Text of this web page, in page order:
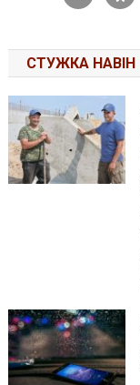
СТУЖКА НАВІН